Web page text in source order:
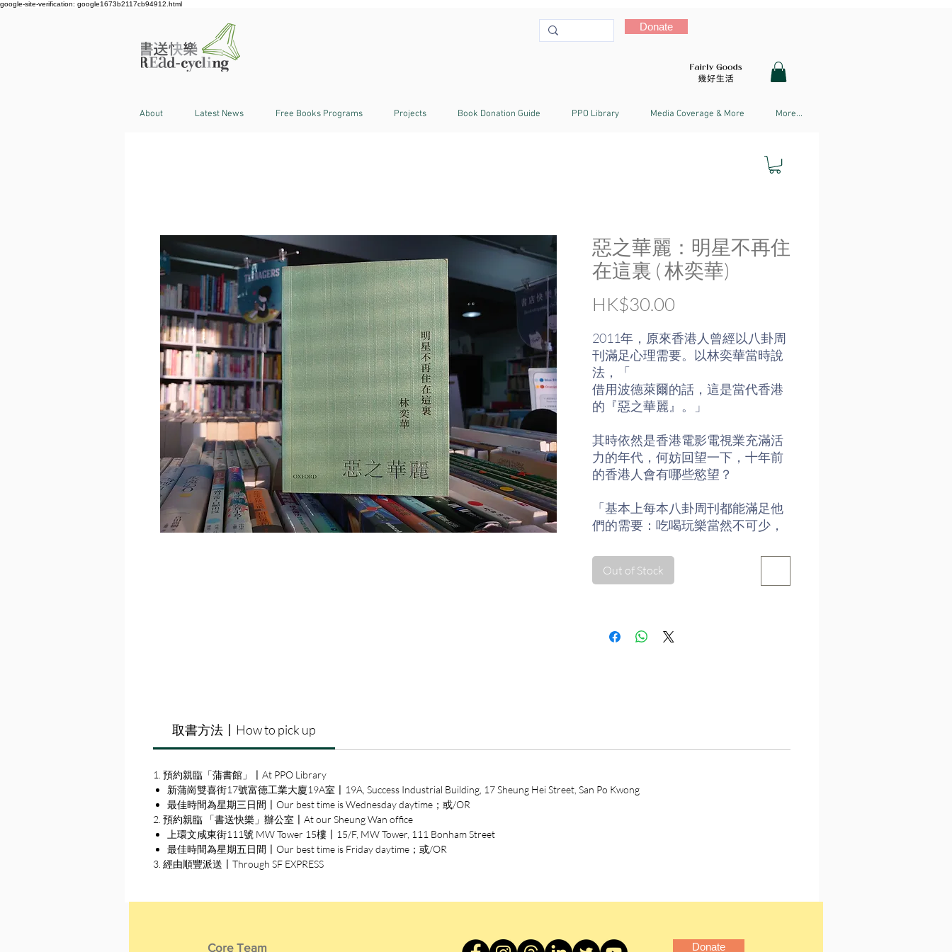
google-site-verification: google1673b2117cb94912.html
Donate
About Latest News Free Books Programs Projects Book Donation Guide PPO Library Media Coverage & More More...
惡之華麗：明星不再住
在這裏 ( 林奕華)
HK$30.00
2011年，原來香港人曾經以八卦周
刊滿足心理需要。以林奕華當時說
法，「
借用波德萊爾的話，這是當代香港
的『惡之華麗』。」
其時依然是香港電影電視業充滿活
力的年代，何妨回望一下，十年前
的香港人會有哪些慾望？
「基本上每本八卦周刊都能滿足他
們的需要：吃喝玩樂當然不可少，
食糧』—緋聞、醜聞、上位、出
局，一切與身份地位有關的圖文，
總之是又拜又踩。隨著眼球轉動心
理也停不下來，每翻一版，情緒隨
件消費，沒創造能力』的生活形
林奕華從不同角度分析電影、電
台編劇，後橫跨劇場、舞蹈、影
Out of Stock
取書方法〡How to pick up
1. 預約親臨「蒲書館」〡At PPO Library
新蒲崗雙喜街17號富德工業大廈19A室〡19A, Success Industrial Building, 17 Sheung Hei Street, San Po Kwong
最佳時間為星期三日間〡Our best time is Wednesday daytime；或/OR
2. 預約親臨 「書送快樂」辦公室〡At our Sheung Wan office
上環文咸東街111號 MW Tower 15樓〡15/F, MW Tower, 111 Bonham Street
最佳時間為星期五日間〡Our best time is Friday daytime；或/OR
3. 經由順豐派送〡Through SF EXPRESS
Core Team Donate